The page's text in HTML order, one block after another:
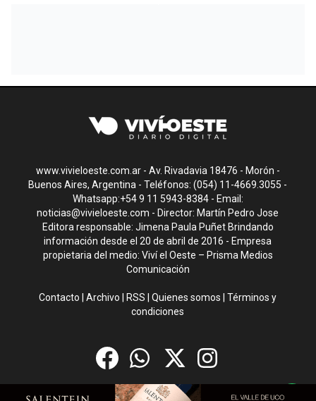
www.vivieloeste.com.ar - Av. Rivadavia 18476 - Morón -
Buenos Aires, Argentina - Teléfonos: (054) 11-4669.3055 -
Whatsapp:+54 9 11 5943-8384 - Email:
noticias@vivieloeste.com - Director: Martín Pedro Jose
Editora responsable: Jimena Paula Puñet Brindando
información desde el 20 de abril de 2016 - Empresa
propietaria del medio: Viví el Oeste – Prisma Medios
Comunicación
Contacto |Archivo RSS |Quienes somos |Términos y
condiciones